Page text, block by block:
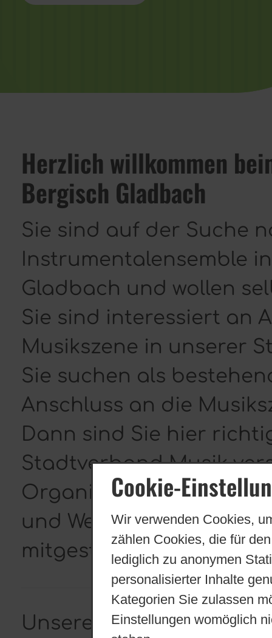
Cookie-
Wir verwenden Cookies,
zählen Cookies, die für
lediglich zu anonymen
personalisierter Inhalte
Kategorien Sie zulassen
Einstellungen womöglich
Herzlich willkommen
Bergisch Gladbach
Sie sind auf der Suche
Instrumentalensemble
Gladbach und wollen
Sie sind interessiert an
Musikszene in unserer
Sie suchen als
Anschluss an die
Dann sind Sie hier
Stadtverband Musik
Organisationen, die in
und Weise das
mitgestalten.
Unsere Ziele: